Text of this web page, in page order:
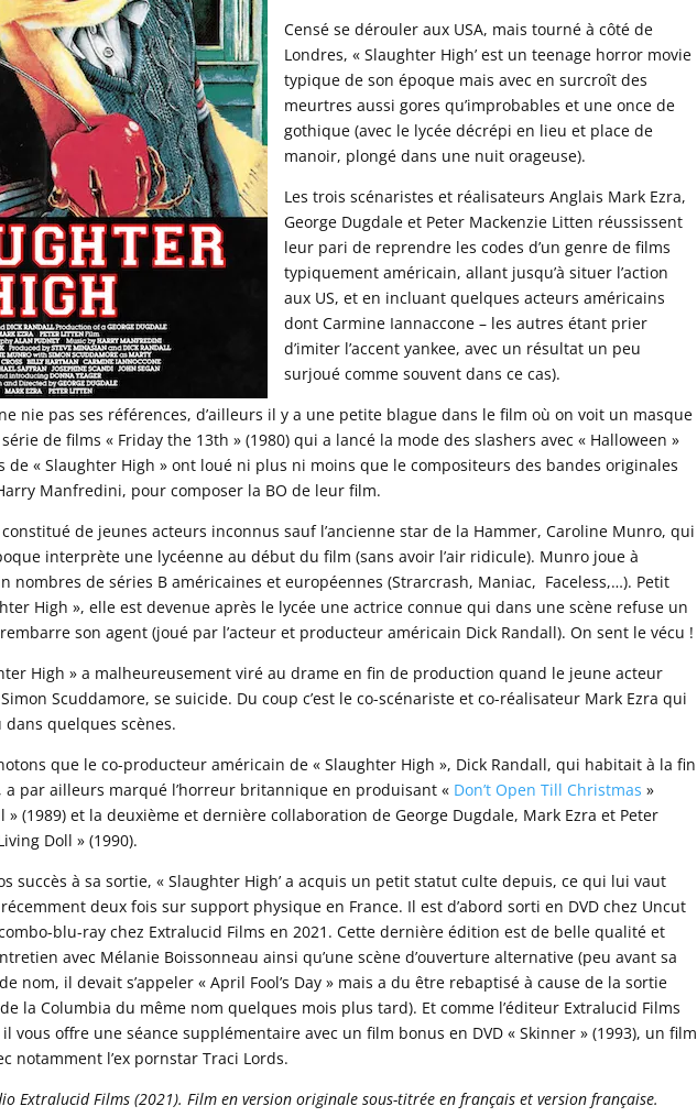
Censé se dérouler aux USA, mais tourné à côté de
Londres, « Slaughter High’ est un teenage horror movie
typique de son époque mais avec en surcroît des
meurtres aussi gores qu’improbables et une once de
gothique (avec le lycée décrépi en lieu et place de
manoir, plongé dans une nuit orageuse).
Les trois scénaristes et réalisateurs Anglais Mark Ezra,
George Dugdale et Peter Mackenzie Litten réussissent
leur pari de reprendre les codes d’un genre de films
typiquement américain, allant jusqu’à situer l’action
aux US, et en incluant quelques acteurs américains
dont Carmine Iannaccone – les autres étant prier
d’imiter l’accent yankee, avec un résultat un peu
surjoué comme souvent dans ce cas).
nie pas ses références, d’ailleurs il y a une petite blague dans le film où on voit un masque
de films « Friday the 13th » (1980) qui a lancé la mode des slashers avec « Halloween »
de « Slaughter High » ont loué ni plus ni moins que le compositeurs des bandes originales
Manfredini, pour composer la BO de leur film.
de jeunes acteurs inconnus sauf l’ancienne star de la Hammer, Caroline Munro, qui
interprète une lycéenne au début du film (sans avoir l’air ridicule). Munro joue à
nombres de séries B américaines et européennes (Strarcrash, Maniac, Faceless,…). Petit
High », elle est devenue après le lycée une actrice connue qui dans une scène refuse un
son agent (joué par l’acteur et producteur américain Dick Randall). On sent le vécu !
High » a malheureusement viré au drame en fin de production quand le jeune acteur
Scuddamore, se suicide. Du coup c’est le co-scénariste et co-réalisateur Mark Ezra qui
quelques scènes.
que le co-producteur américain de « Slaughter High », Dick Randall, qui habitait à la fin
a par ailleurs marqué l’horreur britannique en produisant « Don’t Open Till Christmas »
» (1989) et la deuxième et dernière collaboration de George Dugdale, Mark Ezra et Peter
Doll » (1990).
succès à sa sortie, « Slaughter High’ a acquis un petit statut culte depuis, ce qui lui vaut
deux fois sur support physique en France. Il est d’abord sorti en DVD chez Uncut
blu-ray chez Extralucid Films en 2021. Cette dernière édition est de belle qualité et
avec Mélanie Boissonneau ainsi qu’une scène d’ouverture alternative (peu avant sa
nom, il devait s’appeler « April Fool’s Day » mais a du être rebaptisé à cause de la sortie
la Columbia du même nom quelques mois plus tard). Et comme l’éditeur Extralucid Films
vous offre une séance supplémentaire avec un film bonus en DVD « Skinner » (1993), un film
notamment l’ex pornstar Traci Lords.
Extralucid Films (2021). Film en version originale sous-titrée en français et version française.